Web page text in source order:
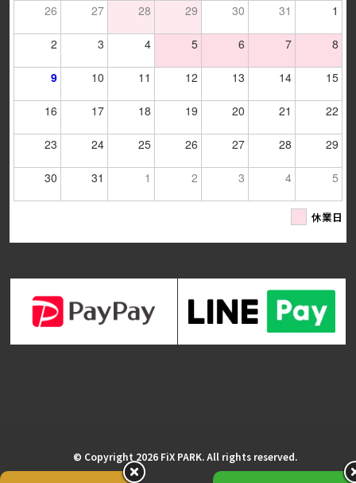
26 27 28 29 30 31 1
2 3 4 5 6 7 8
9 10 11 12 13 14 15
16 17 18 19 20 21 22
23 24 25 26 27 28 29
30 31 1 2 3 4 5
休業日
© Copyright 2026 FiX PARK. All rights reserved.